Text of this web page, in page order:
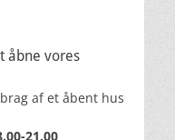
åbne vores
af et åbent hus
21.00